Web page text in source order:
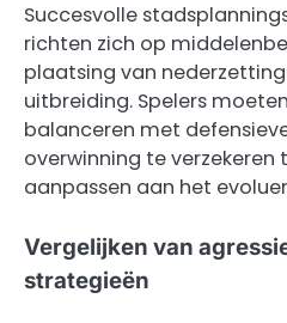
Succesvolle
richten zich op
plaatsing van
uitbreiding. Spelers
balanceren met
overwinning te verzekeren
aanpassen aan het
Vergelijken van
strategieën